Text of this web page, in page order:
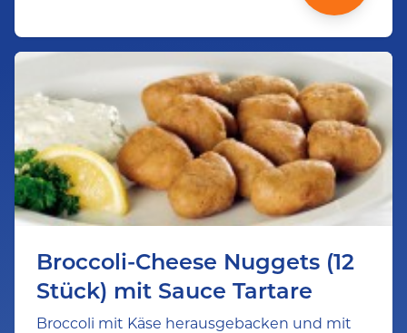
Broccoli-Cheese Nuggets (12
Stück) mit Sauce Tartare
Broccoli mit Käse herausgebacken und mit